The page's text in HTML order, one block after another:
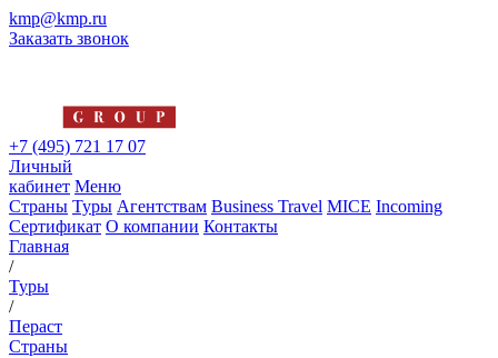
kmp@kmp.ru
Заказать звонок
+7 (495) 721 17 07
Личный
кабинет Меню
Страны Туры Агентствам Business Travel MICE Incoming
Сертификат О компании Контакты
Главная
/
Туры
/
Пераст
Страны